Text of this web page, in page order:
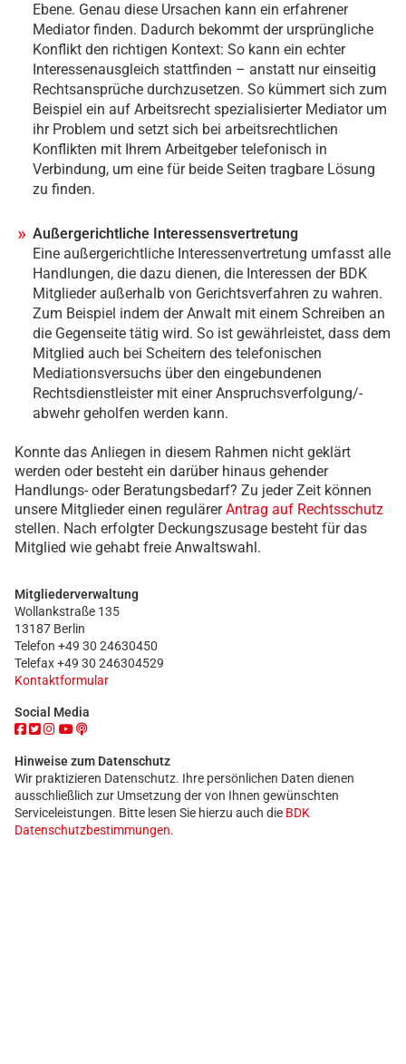
Ebene. Genau diese Ursachen kann ein erfahrener
Mediator finden. Dadurch bekommt der ursprüngliche
Konflikt den richtigen Kontext: So kann ein echter
Interessenausgleich stattfinden – anstatt nur einseitig
Rechtsansprüche durchzusetzen. So kümmert sich zum
Beispiel ein auf Arbeitsrecht spezialisierter Mediator um
ihr Problem und setzt sich bei arbeitsrechtlichen
Konflikten mit Ihrem Arbeitgeber telefonisch in
Verbindung, um eine für beide Seiten tragbare Lösung
zu finden.
Außergerichtliche Interessensvertretung
Eine außergerichtliche Interessenvertretung umfasst alle
Handlungen, die dazu dienen, die Interessen der BDK
Mitglieder außerhalb von Gerichtsverfahren zu wahren.
Zum Beispiel indem der Anwalt mit einem Schreiben an
die Gegenseite tätig wird. So ist gewährleistet, dass dem
Mitglied auch bei Scheitern des telefonischen
Mediationsversuchs über den eingebundenen
Rechtsdienstleister mit einer Anspruchsverfolgung/-
abwehr geholfen werden kann.
Konnte das Anliegen in diesem Rahmen nicht geklärt
werden oder besteht ein darüber hinaus gehender
Handlungs- oder Beratungsbedarf? Zu jeder Zeit können
unsere Mitglieder einen regulärerAntrag auf Rechtsschutz
stellen. Nach erfolgter Deckungszusage besteht für das
Mitglied wie gehabt freie Anwaltswahl.
Mitgliederverwaltung
Wollankstraße 135
13187 Berlin
Telefon +49 30 24630450
Telefax +49 30 246304529
Kontaktformular
Social Media
Hinweise zum Datenschutz
Wir praktizieren Datenschutz. Ihre persönlichen Daten dienen
ausschließlich zur Umsetzung der von Ihnen gewünschten
Serviceleistungen. Bitte lesen Sie hierzu auch die BDK
Datenschutzbestimmungen.